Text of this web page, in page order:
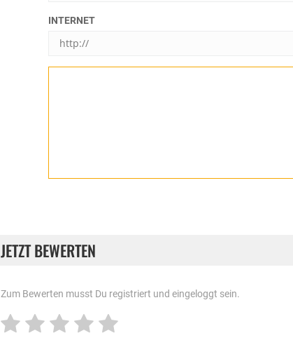
INTERNET
JETZT BEWERTEN
Zum Bewerten musst Du registriert und eingeloggt sein.